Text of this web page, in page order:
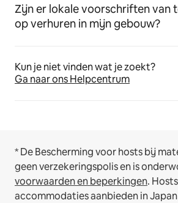
Zijn er lokale voorschriften van
op verhuren in mijn gebouw?
Kun je niet vinden wat je zoekt?
Ga naar ons Helpcentrum
* De Bescherming voor hosts bij
geen verzekeringspolis en is
voorwaarden en beperkingen.
accommodaties aanbieden in